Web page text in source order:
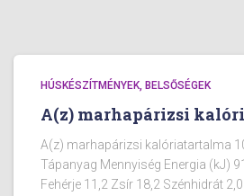
HÚSKÉSZÍTMÉNYEK, BELSŐSÉGEK
A(z) marhapárizsi
A(z) marhapárizsi kalóriatartalma
Tápanyag Mennyiség Energia (kJ)
Fehérje 11,2 Zsír 18,2 Szénhidrát